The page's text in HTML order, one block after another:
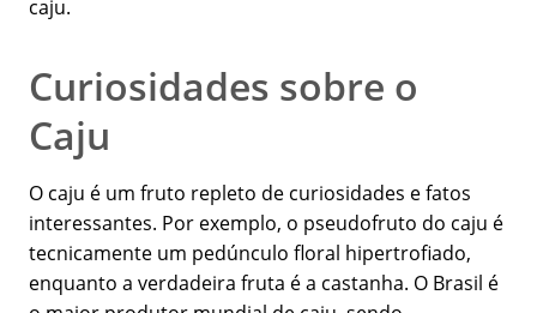
caju.
Curiosidades sobre o
Caju
O caju é um fruto repleto de curiosidades e fatos
interessantes. Por exemplo, o pseudofruto do caju é
tecnicamente um pedúnculo floral hipertrofiado,
enquanto a verdadeira fruta é a castanha. O Brasil é